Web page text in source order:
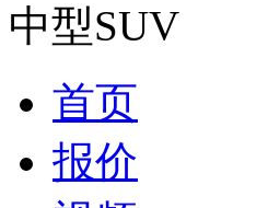
中型SUV
首页
报价